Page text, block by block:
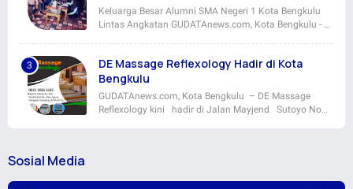
Keluarga Besar Alumni SMA Negeri 1 Kota Bengkulu
Lintas Angkatan GUDATAnews.com, Kota Bengkulu - …
DE Massage Reflexology Hadir di Kota
Bengkulu
GUDATAnews.com, Kota Bengkulu – DE Massage
Reflexology kini hadir di Jalan Mayjend Sutoyo No…
Sosial Media